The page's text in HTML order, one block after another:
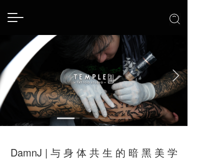
T
l
n
a
a
i
o
DamnJ | 与 身 体 共 生 的 暗 黑 美 学